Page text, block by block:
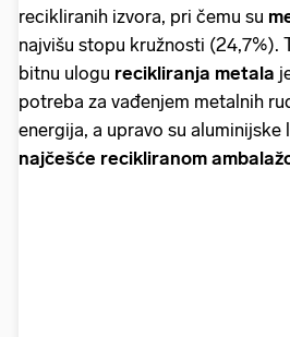
recikliranih izvora, pri čemu su
najvišu stopu kružnosti (24,7%).
bitnu ulogu recikliranja metala
potreba za vađenjem metalnih
energija, a upravo su aluminijske
najčešće recikliranom